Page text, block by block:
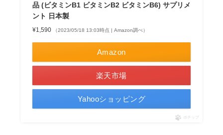
品 (ビタミンB1 ビタミンB2 ビタミンB6) サプリメ
ント 日本製
¥1,590 （2023/05/18 13:03時点 | Amazon調べ）
Amazon
楽天市場
Yahooショッピング
ポチップ